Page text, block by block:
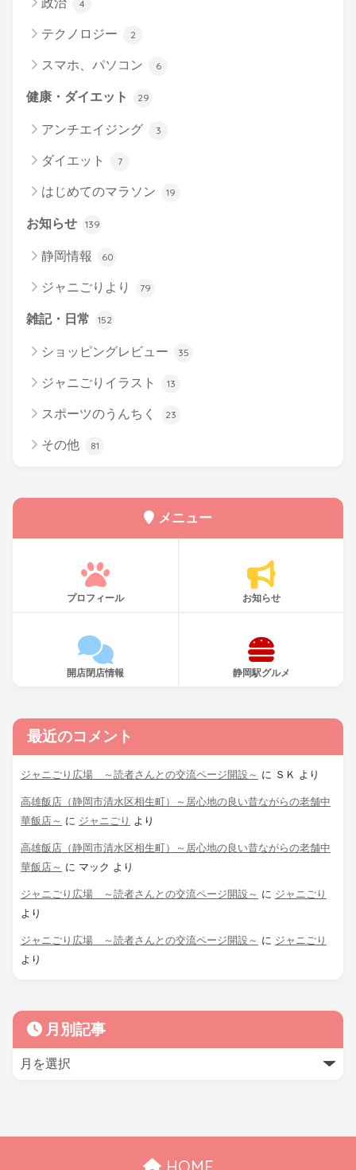
政治 4
テクノロジー 2
スマホ、パソコン 6
健康・ダイエット 29
アンチエイジング 3
ダイエット 7
はじめてのマラソン 19
お知らせ 139
静岡情報 60
ジャニごりより 79
雑記・日常 152
ショッピングレビュー 35
ジャニごりイラスト 13
スポーツのうんちく 23
その他 81
メニュー
プロフィール お知らせ
開店閉店情報 静岡駅グルメ
最近のコメント
ジャニごり広場 ～読者さんとの交流ページ開設～ に ＳＫ より
高雄飯店（静岡市清水区相生町）～居心地の良い昔ながらの老舗中
華飯店～ に ジャニごり より
高雄飯店（静岡市清水区相生町）～居心地の良い昔ながらの老舗中
華飯店～ に マック より
ジャニごり広場 ～読者さんとの交流ページ開設～ に ジャニごり
より
ジャニごり広場 ～読者さんとの交流ページ開設～ に ジャニごり
より
月別記事